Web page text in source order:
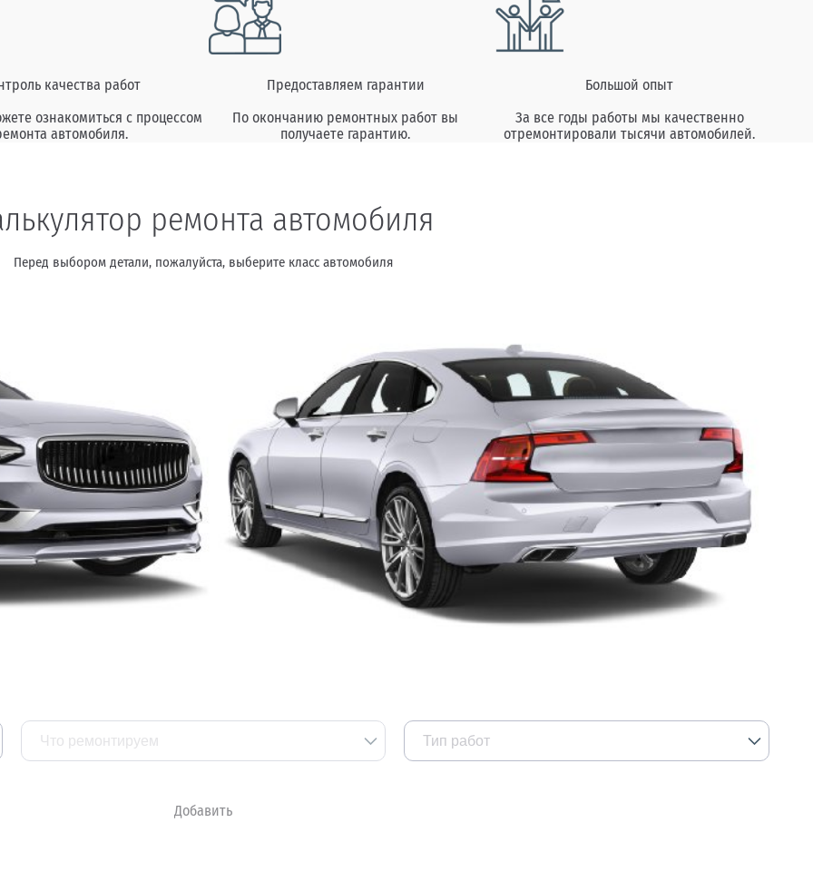
качества работ
ознакомиться с процессом
автомобиля.
Предоставляем гарантии
По окончанию ремонтных работ вы
получаете гарантию.
Большой опыт
За все годы работы мы качественно
отремонтировали тысячи автомобилей.
ремонта автомобиля
Перед выбором детали, пожалуйста, выберите класс автомобиля
Что ремонтируем Тип работ
Добавить